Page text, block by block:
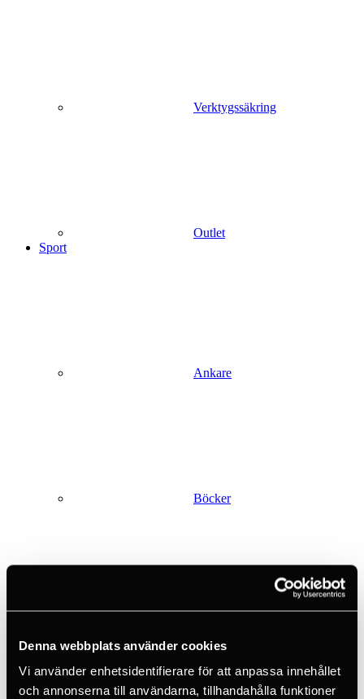
Denna webbplats använder cookies
Vi använder enhetsidentifierare för att anpassa innehållet
och annonserna till användarna, tillhandahålla funktioner
Verktygssäkring
Outlet
Sport
Ankare
Böcker